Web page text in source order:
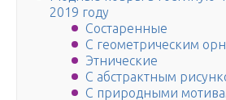
2019 году
Cостаренные
С геометрическим
Этнические
С абстрактным
С природными